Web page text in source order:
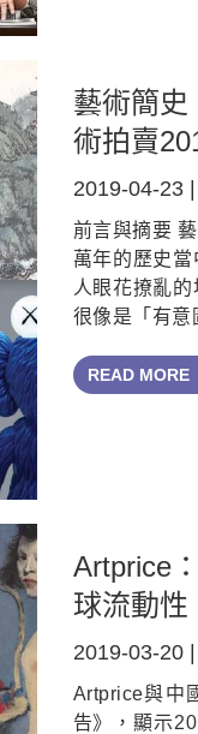
藝術簡
術拍賣
2019-04-23
前言與摘要
萬年的歷史
人眼花撩亂
很像是「有
READ MORE
Artprice
球流動性
2019-03-20
Artprice與中
告》，顯示